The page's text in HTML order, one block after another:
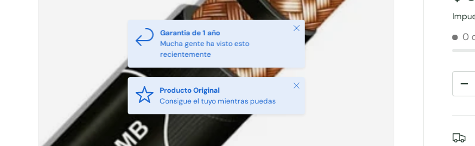
Garantía de 1 año
Mucha gente ha visto esto
recientemente
Cerrar
Producto Original
Consigue el tuyo mientras puedas
Cerrar
0
-